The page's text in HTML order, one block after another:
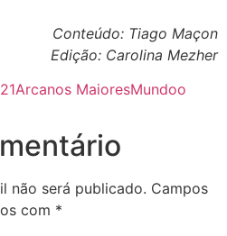
Conteúdo: Tiago Maçon
Edição: Carolina Mezher
Arcanos MaioresMundoo
não será publicado. Campos
com *